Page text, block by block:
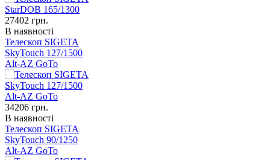
27402 грн.
В наявності
Телескоп SIGETA
SkyTouch 127/1500
Alt-AZ GoTo
34206 грн.
В наявності
Телескоп SIGETA
SkyTouch 90/1250
Alt-AZ GoTo